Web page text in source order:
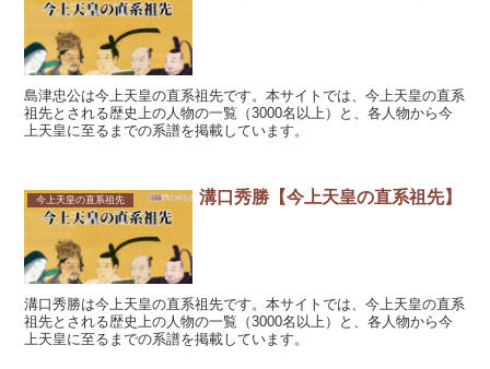
島津忠公は今上天皇の直系祖先です。本サイトでは、今上天皇の直系
祖先とされる歴史上の人物の一覧（3000名以上）と、各人物から今
上天皇に至るまでの系譜を掲載しています。
今上天皇の直系祖先 溝口秀勝【今上天皇の直系祖先】
溝口秀勝は今上天皇の直系祖先です。本サイトでは、今上天皇の直系
祖先とされる歴史上の人物の一覧（3000名以上）と、各人物から今
上天皇に至るまでの系譜を掲載しています。